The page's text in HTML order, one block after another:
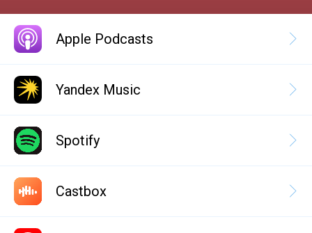
Apple Podcasts
Yandex Music
Spotify
Castbox